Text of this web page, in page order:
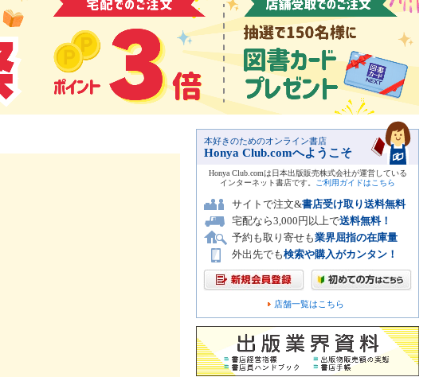
本好きのためのオンライン書店
Honya Club.comへようこそ
Honya Club.comは日本出版販売株式会社が運営している
インターネット書店です。
ご利用ガイドはこちら
サイトで注文&書店受け取り送料無料
宅配なら3,000円以上で送料無料！
予約も取り寄せも業界屈指の在庫量
外出先でも検索や購入がカンタン！
店舗一覧はこちら